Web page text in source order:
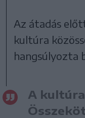
Az átadás
kultúra
hangsúlyozta
A